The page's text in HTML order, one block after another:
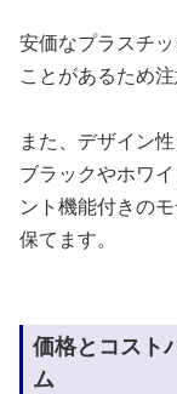
安価なプラスチ
ことがあるため注
また、デザイン
ブラックやホワ
ント機能付きの
保てます。
価格とコスト
ム